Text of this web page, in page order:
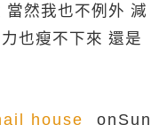
當然我也不例外 減
也瘦不下來 還是
house
onSun